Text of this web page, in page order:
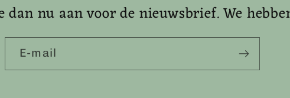
nu aan voor de nieuwsbrief. We
E‑mail